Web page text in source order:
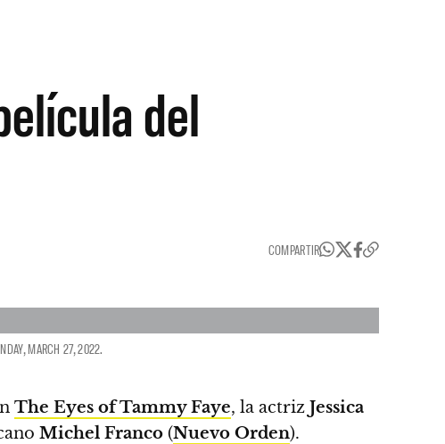
del
COMPARTIR
MARCH 27, 2022.
The Eyes of Tammy Faye, la actriz Jessica
Michel Franco (Nuevo Orden).